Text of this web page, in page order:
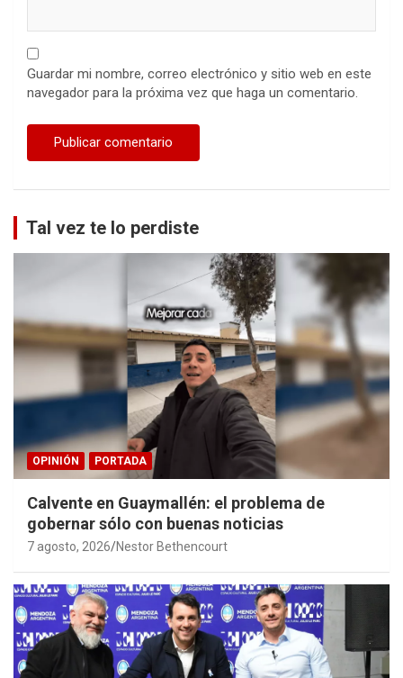
Guardar mi nombre, correo electrónico y sitio web en este
navegador para la próxima vez que haga un comentario.
Tal vez te lo perdiste
OPINIÓN PORTADA
Calvente en Guaymallén: el problema de
gobernar sólo con buenas noticias
7 agosto, 2026 Nestor Bethencourt